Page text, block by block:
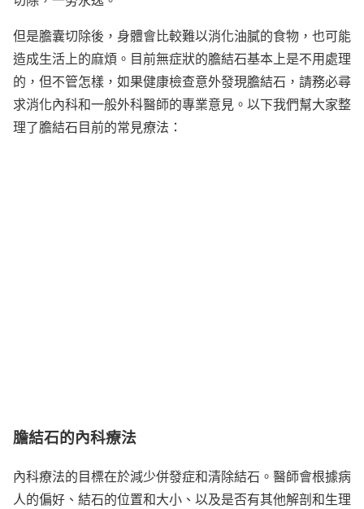
但是膽囊切除後，身體會比較難以消化油膩的食物，也可能
造成生活上的麻煩。目前無症狀的膽結石基本上是不用處理
的，但不管怎樣，如果健康檢查意外發現膽結石，請務必尋
求消化內科和一般外科醫師的專業意見。以下我們幫大家整
理了膽結石目前的常見療法：
膽結石的內科療法
內科療法的目標在於減少併發症和清除結石。醫師會根據病
人的偏好、結石的位置和大小、以及是否有其他解剖和生理